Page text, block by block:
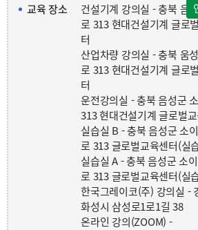
교육 장소
건설기계 강의실 - 충북 음
로 313 현대건설기계 글로
터
산업차량 강의실 - 충북 움
로 313 현대건설기계 글로
터
운전강의실 - 충북 음성군
313 현대건설기계 글로벌
실습실 B - 충북 음성군 소
로 313 글로벌교육센터(실
실습실 A - 충북 음성군 소
로 313 글로벌교육센터(실
한국그레이코(주) 강의실 -
화성시 삼성로1로1길 38
온라인 강의(ZOOM) -